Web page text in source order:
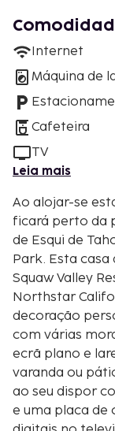
Internet
Máquina de
Cafeteira
TV
Leia mais
Ao alojar-se
ficará perto da
de Esqui de
Park. Esta casa de férias está a 19,2 km (12 mi) de
Squaw Valley
Northstar
decoração
com várias
ecrã plano e
varanda ou
ao seu dispor
e uma placa de